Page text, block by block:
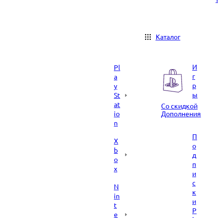
Каталог
Pl
a
y
St
at
io
n
X
b
o
x
N
in
t
e
И
г
р
ы
Со скидкой
Дополнения
П
о
д
п
и
с
к
и
P